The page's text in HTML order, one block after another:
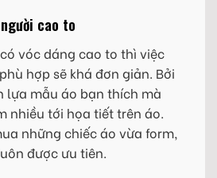
cao to
vóc dáng cao to thì việc
hợp sẽ khá đơn giản. Bởi
lựa mẫu áo bạn thích mà
nhiều tới họa tiết trên áo.
những chiếc áo vừa form,
được ưu tiên.